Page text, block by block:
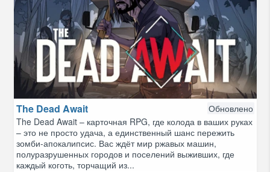
The Dead Await
Обновлено
The Dead Await – карточная RPG, где колода в ваших руках
– это не просто удача, а единственный шанс пережить
зомби-апокалипсис. Вас ждёт мир ржавых машин,
полуразрушенных городов и поселений выживших, где
каждый коготь, торчащий из...